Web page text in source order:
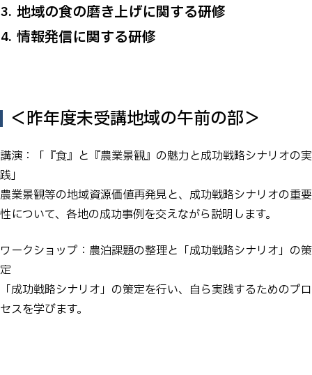
地域の食の磨き上げに関する研修
情報発信に関する研修
＜昨年度未受講地域の午前の部＞
講演：「『食』と『農業景観』の魅力と成功戦略シナリオの実
践」
農業景観等の地域資源価値再発見と、成功戦略シナリオの重要
性について、各地の成功事例を交えながら説明します。
ワークショップ：農泊課題の整理と「成功戦略シナリオ」の策
定
「成功戦略シナリオ」の策定を行い、自ら実践するためのプロ
セスを学びます。